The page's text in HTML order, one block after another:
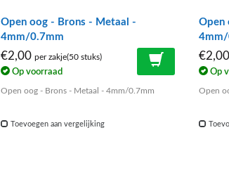
Open oog - Brons - Metaal -
4mm/0.7mm
€2,00 per zakje(50 stuks)
Op voorraad
Open oog - Brons - Metaal - 4mm/0.7mm
Toevoegen aan vergelijking
Open
Op
Open